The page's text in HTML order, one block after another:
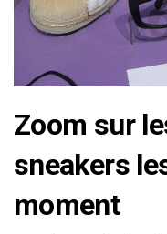
Zoom sur
sneakers
moment